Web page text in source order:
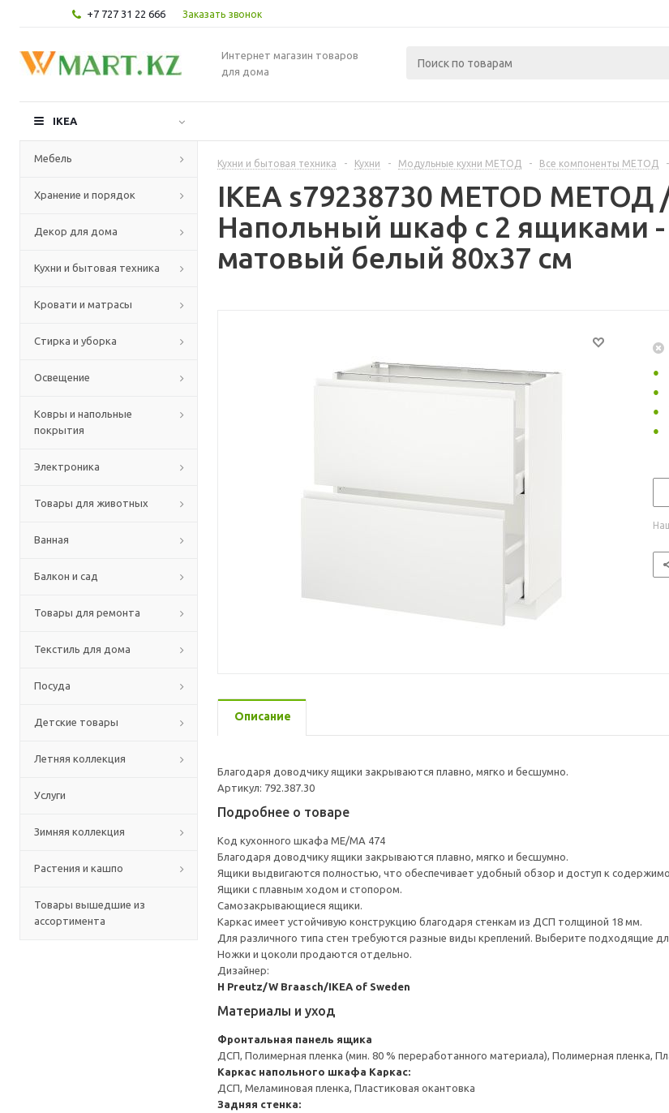
+7 727 31 22 666 Заказать звонок
Интернет магазин товаров
для дома
IKEA
Мебель
Хранение и порядок
Декор для дома
Кухни и бытовая техника
Кровати и матрасы
Стирка и уборка
Освещение
Ковры и напольные
покрытия
Электроника
Товары для животных
Ванная
Балкон и сад
Товары для ремонта
Текстиль для дома
Посуда
Детские товары
Летняя коллекция
Услуги
Зимняя коллекция
Растения и кашпо
Товары вышедшие из
ассортимента
Кухни и бытовая техника - Кухни - Модульные кухни МЕТОД - Все компоненты МЕТОД -
IKEA s79238730 METOD
Напольный шкаф с 2 ящиками
матовый белый 80x37 см
Описание
Благодаря доводчику ящики закрываются плавно, мягко и бесшумно.
Артикул: 792.387.30
Подробнее о товаре
Код кухонного шкафа ME/MA 474
Благодаря доводчику ящики закрываются плавно, мягко и бесшумно.
Ящики выдвигаются полностью, что обеспечивает удобный обзор и доступ к
Ящики с плавным ходом и стопором.
Самозакрывающиеся ящики.
Каркас имеет устойчивую конструкцию благодаря стенкам из ДСП толщиной 18 мм.
Для различного типа стен требуются разные виды креплений. Выберите подходящие
Ножки и цоколи продаются отдельно.
Дизайнер:
H Preutz/W Braasch/IKEA of Sweden
Материалы и уход
Фронтальная панель ящика
ДСП, Полимерная пленка (мин. 80 % переработанного материала), Полимерная пленка,
Каркас напольного шкафа Каркас:
ДСП, Меламиновая пленка, Пластиковая окантовка
Задняя стенка: